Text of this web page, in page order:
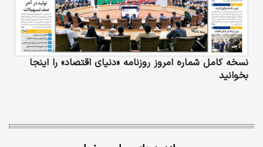
نسخه کامل شماره امروز روزنامه «دنیای‌ اقتصاد» را اینجا
بخوانید